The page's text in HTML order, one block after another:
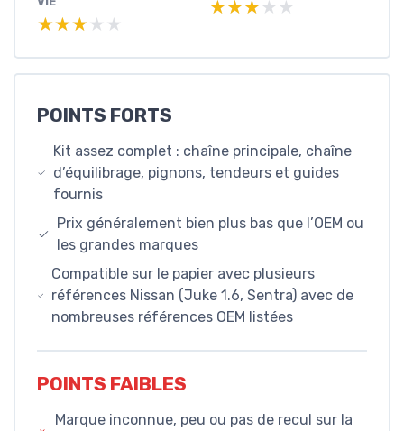
★★★★★
★★★★★
★★★★★
★★★★★
POINTS FORTS
Kit assez complet : chaîne principale, chaîne
d’équilibrage, pignons, tendeurs et guides
fournis
Prix généralement bien plus bas que l’OEM ou
les grandes marques
Compatible sur le papier avec plusieurs
références Nissan (Juke 1.6, Sentra) avec de
nombreuses références OEM listées
POINTS FAIBLES
Marque inconnue, peu ou pas de recul sur la